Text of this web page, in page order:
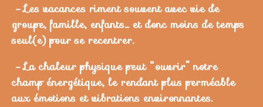
- Les vacances riment souvent avec vie de
groupe, famille, enfants… et donc moins de temps
seul(e) pour se recentrer.
- La chaleur physique peut “ouvrir” notre
champ énergétique, le rendant plus perméable
aux émotions et vibrations environnantes.